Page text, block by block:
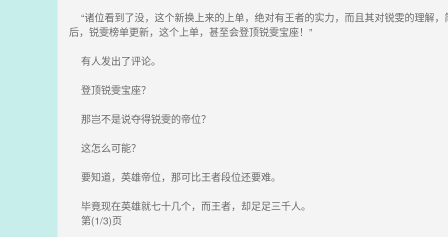
“诸位看到了没，这个新换上来的上单，绝对有王者的实力，而且其对锐雯的理解
后，锐雯榜单更新，这个上单，甚至会登顶锐雯宝座！”
有人发出了评论。
登顶锐雯宝座？
那岂不是说夺得锐雯的帝位？
这怎么可能？
要知道，英雄帝位，那可比王者段位还要难。
毕竟现在英雄就七十几个，而王者，却足足三千人。
第(1/3)页